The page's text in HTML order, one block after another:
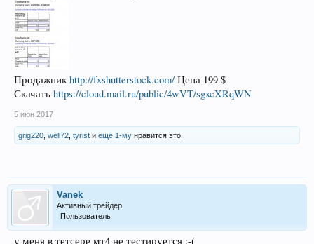
Продажникhttp://fxshutterstock.com/ Цена 199 $
Скачать https://cloud.mail.ru/public/4wVT/sgxcXRqWN
5 июн 2017
grig220 well72 tyrist и ещё 1-му нравится это.
Vanek
Активный трейдер
Пользователь
у меня в тетсере мт4 не тестируется :-(